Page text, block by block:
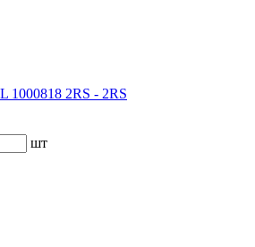
2RS - 2RS
шт